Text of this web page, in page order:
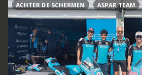
ACHTER DE SCHERMEN ASPAR TEAM